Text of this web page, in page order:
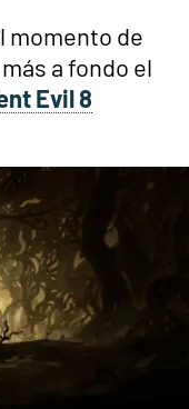
momento de
a fondo el
Evil 8